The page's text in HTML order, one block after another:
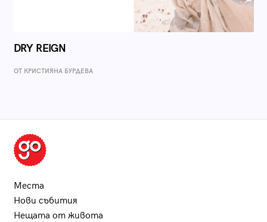
DRY REIGN
ОТ КРИСТИЯНА БУРДЕВА
Места
Нови събития
Нещата от живота